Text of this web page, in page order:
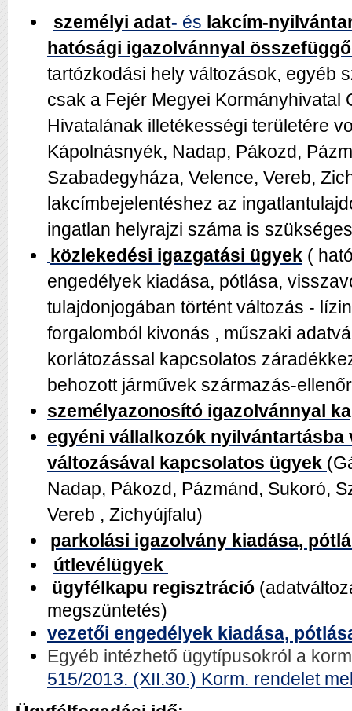
személyi adat- és lakcím-
hatósági igazolvánnyal
tartózkodási hely változások, egyéb
csak a Fejér Megyei Kormányhivatal
Hivatalának illetékességi területére
Kápolnásnyék, Nadap, Pákozd,
Szabadegyháza, Velence, Vereb,
lakcímbejelentéshez az
ingatlan helyrajzi száma is
közlekedési igazgatási ügyek (
engedélyek kiadása, pótlása,
tulajdonjogában történt változás -
forgalomból kivonás , műszaki
korlátozással kapcsolatos
behozott járművek származás-
személyazonosító igazolvánnyal
egyéni vállalkozók nyilvántartásba
változásával kapcsolatos ügyek
Nadap, Pákozd, Pázmánd, Sukoró,
Vereb , Zichyújfalu)
parkolási igazolvány kiadása,
útlevélügyek
ügyfélkapu regisztráció
megszüntetés)
vezetői engedélyek kiadása,
Egyéb intézhető ügytípusokról a
515/2013. (XII.30.) Korm. rendelet